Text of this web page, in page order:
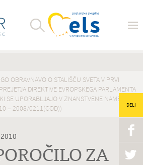
OBRAVNAVO O STALIŠČU SVETA V PRVI
DIREKTIVE EVROPSKEGA PARLAMENTA
SE UPORABLJAJO V ZNANSTVENE NAMENE
– 2008/0211(COD))
2010
ZA
DELI